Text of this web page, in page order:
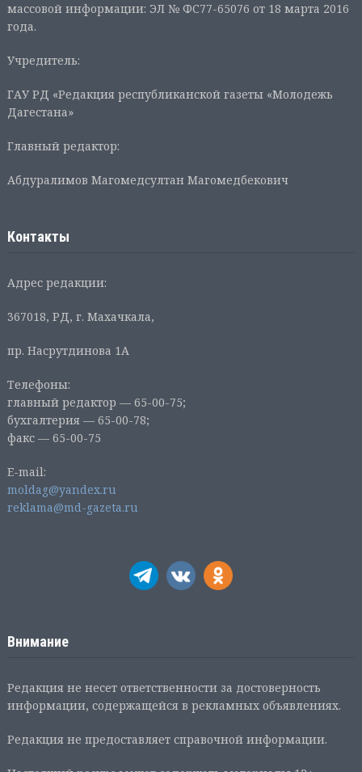
массовой информации: ЭЛ № ФС77-65076 от 18 марта 2016
года.
Учредитель:
ГАУ РД «Редакция республиканской газеты «Молодежь
Дагестана»
Главный редактор:
Абдуралимов Магомедсултан Магомедбекович
Контакты
Адрес редакции:
367018, РД, г. Махачкала,
пр. Насрутдинова 1А
Телефоны:
главный редактор — 65-00-75;
бухгалтерия — 65-00-78;
факс — 65-00-75
E-mail:
moldag@yandex.ru
reklama@md-gazeta.ru
Внимание
Редакция не несет ответственности за достоверность
информации, содержащейся в рекламных объявлениях.
Редакция не предоставляет справочной информации.